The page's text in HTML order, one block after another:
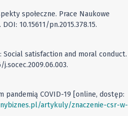
społeczne. Prace Naukowe
10.15611/pn.2015.378.15.
satisfaction and moral conduct.
pandemią COVID-19 [online, dostęp:
artykuly/znaczenie-csr-w-